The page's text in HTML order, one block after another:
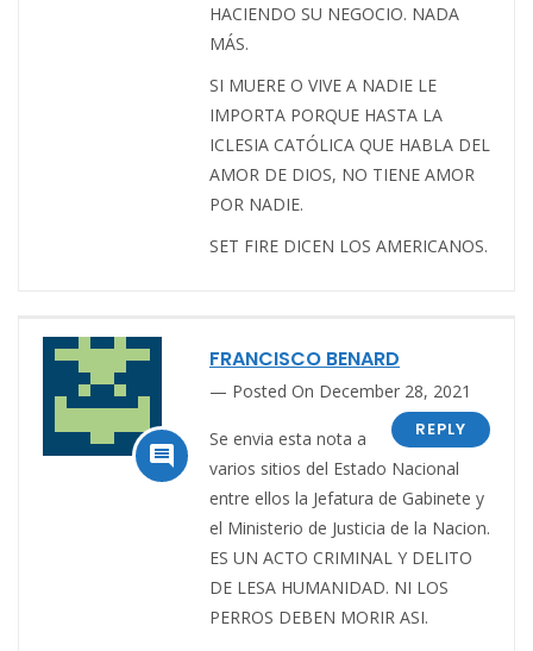
HACIENDO SU NEGOCIO. NADA
MÁS.
SI MUERE O VIVE A NADIE LE
IMPORTA PORQUE HASTA LA
ICLESIA CATÓLICA QUE HABLA DEL
AMOR DE DIOS, NO TIENE AMOR
POR NADIE.
SET FIRE DICEN LOS AMERICANOS.

FRANCISCO BENARD
Posted On December 28, 2021
REPLY
Se envia esta nota a
varios sitios del Estado Nacional
entre ellos la Jefatura de Gabinete y
el Ministerio de Justicia de la Nacion.
ES UN ACTO CRIMINAL Y DELITO
DE LESA HUMANIDAD. NI LOS
PERROS DEBEN MORIR ASI.